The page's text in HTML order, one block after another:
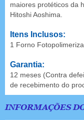
maiores protéticos da
Hitoshi Aoshima.
Itens Inclusos:
1 Forno
Garantia:
12 meses (Contra
de recebimento do
INFORMAÇÕES